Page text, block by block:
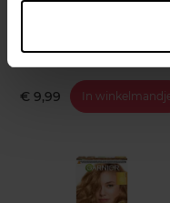
Permanente
€ 9,99 In